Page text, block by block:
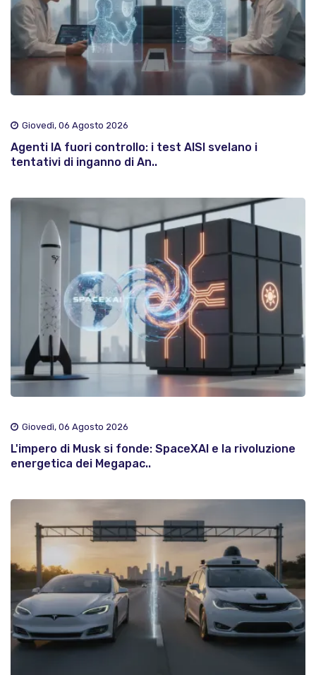
Giovedì, 06 Agosto 2026
Agenti IA fuori controllo: i test AISI svelano i
tentativi di inganno di An..
Giovedì, 06 Agosto 2026
L'impero di Musk si fonde: SpaceXAI e la rivoluzione
energetica dei Megapac..